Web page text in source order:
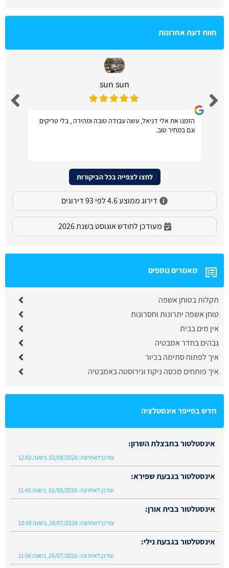
חוות דעת אחרונות
sun sun
הזמנו את אלי דניאל, עשה עבודה טובה ומהירה , בלי טריקים
וגם במחיר טוב.
לחצו לצפייה בכל הביקורות
דירוג ממוצע 4.6 לפי 93 דירוגים
מעודכן לחודש אוגוסט בשנת 2026
מאמרים נוספים
תקלות בטוחן אשפה
טוחן אשפה יתרונות וחסרונות
אין מים בבית
גבהים בחדר אמבטיה
איך לפתוח סתימה בכיור
איך פותחים מכסה ניקוז ונירוסטה באמבטיה
חדש בפייפר אינסטלציה
אינסטלטור בחבצלת השרון:
עודכן לאחרונה: 02/08/2026, בשעה 12:02
אינסטלטור בגבעת שפירא:
עודכן לאחרונה: 02/08/2026, בשעה 11:45
אינסטלטור בבית אורן:
עודכן לאחרונה: 28/07/2026, בשעה 13:48
אינסטלטור בגבעת נילי:
עודכן לאחרונה: 28/07/2026, בשעה 11:56